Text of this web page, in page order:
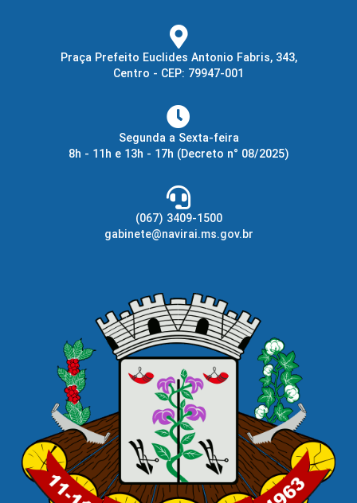
Praça Prefeito Euclides Antonio Fabris, 343,
Centro - CEP: 79947-001
Segunda a Sexta-feira
8h - 11h e 13h - 17h (Decreto n° 08/2025)
(067) 3409-1500
gabinete@navirai.ms.gov.br